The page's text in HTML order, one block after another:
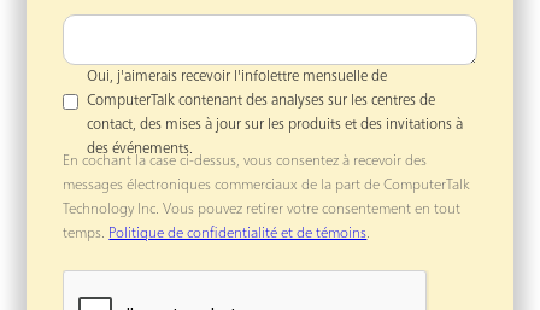
Oui, j'aimerais recevoir l'infolettre mensuelle de
ComputerTalk contenant des analyses sur les centres de
contact, des mises à jour sur les produits et des invitations à
des événements.
En cochant la case ci-dessus, vous consentez à recevoir des
messages électroniques commerciaux de la part de ComputerTalk
Technology Inc. Vous pouvez retirer votre consentement en tout
temps. Politique de confidentialité et de témoins.